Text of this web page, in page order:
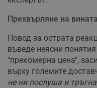
Прехвърляне на
Повод за острата
въведе неясни
"прекомерна цена",
върху големите
не ни послуша и